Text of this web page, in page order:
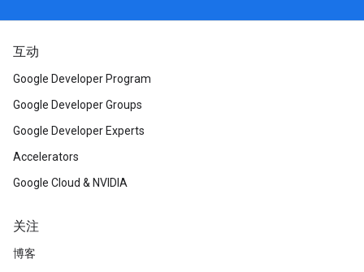
互动
Google Developer Program
Google Developer Groups
Google Developer Experts
Accelerators
Google Cloud & NVIDIA
关注
博客